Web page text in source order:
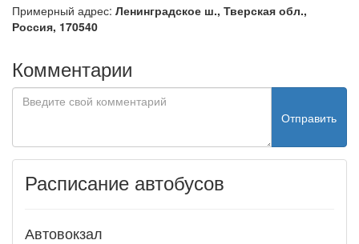
Примерный адрес: Ленинградское ш., Тверская обл.,
Россия, 170540
Комментарии
Отправить
Расписание автобусов
Автовокзал